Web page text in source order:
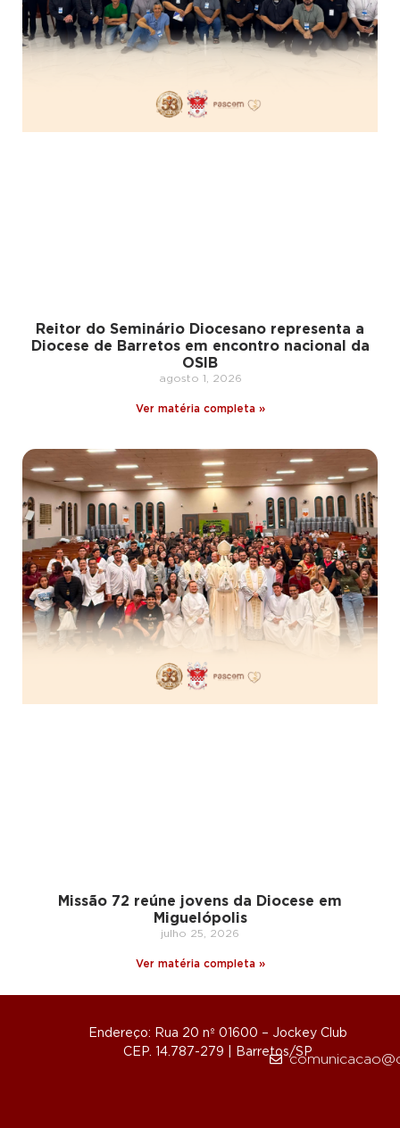
Reitor do Seminário Diocesano representa a
Diocese de Barretos em encontro nacional da
OSIB
agosto 1, 2026
Ver matéria completa »
Missão 72 reúne jovens da Diocese em
Miguelópolis
julho 25, 2026
Ver matéria completa »
Endereço: Rua 20 nº 01600 – Jockey Club
CEP. 14.787-279 | Barretos/SP